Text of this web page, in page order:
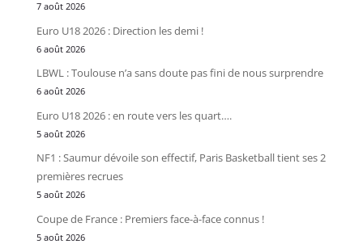
7 août 2026
Euro U18 2026 : Direction les demi !
6 août 2026
LBWL : Toulouse n’a sans doute pas fini de nous surprendre
6 août 2026
Euro U18 2026 : en route vers les quart….
5 août 2026
NF1 : Saumur dévoile son effectif, Paris Basketball tient ses 2
premières recrues
5 août 2026
Coupe de France : Premiers face-à-face connus !
5 août 2026